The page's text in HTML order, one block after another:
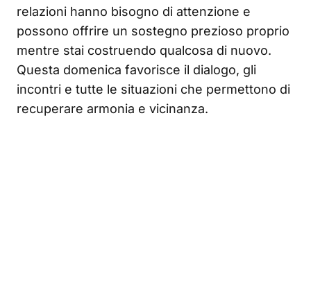
relazioni hanno bisogno di attenzione e
possono offrire un sostegno prezioso proprio
mentre stai costruendo qualcosa di nuovo.
Questa domenica favorisce il dialogo, gli
incontri e tutte le situazioni che permettono di
recuperare armonia e vicinanza.